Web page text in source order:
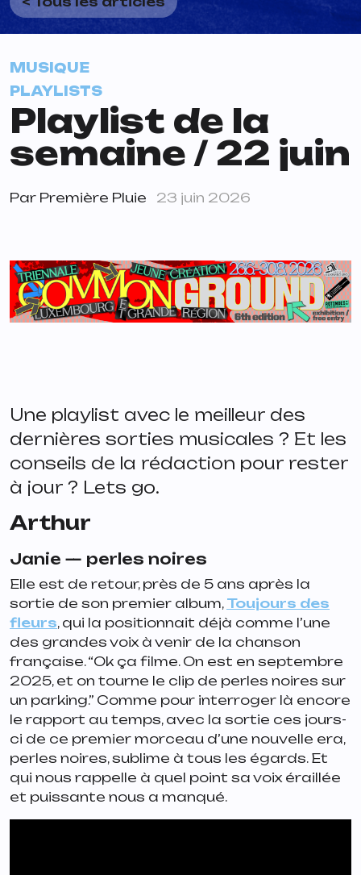
MUSIQUE
PLAYLISTS
Playlist de la
semaine / 22 juin
Par Première Pluie 23 juin 2026
Une playlist avec le meilleur des
dernières sorties musicales ? Et les
conseils de la rédaction pour rester
à jour ? Lets go.
Arthur
Janie — perles noires
Elle est de retour, près de 5 ans après la
sortie de son premier album, Toujours des
fleurs, qui la positionnait déjà comme l’une
des grandes voix à venir de la chanson
française. “Ok ça filme. On est en septembre
2025, et on tourne le clip de perles noires sur
un parking.” Comme pour interroger là encore
le rapport au temps, avec la sortie ces jours-
ci de ce premier morceau d’une nouvelle era,
perles noires, sublime à tous les égards. Et
qui nous rappelle à quel point sa voix éraillée
et puissante nous a manqué.